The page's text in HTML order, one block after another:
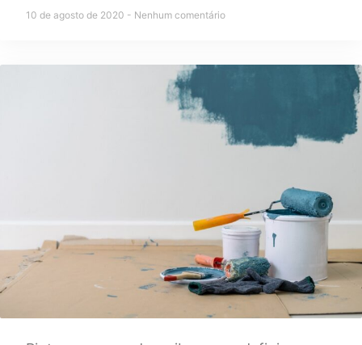
10 de agosto de 2020 Nenhum comentário